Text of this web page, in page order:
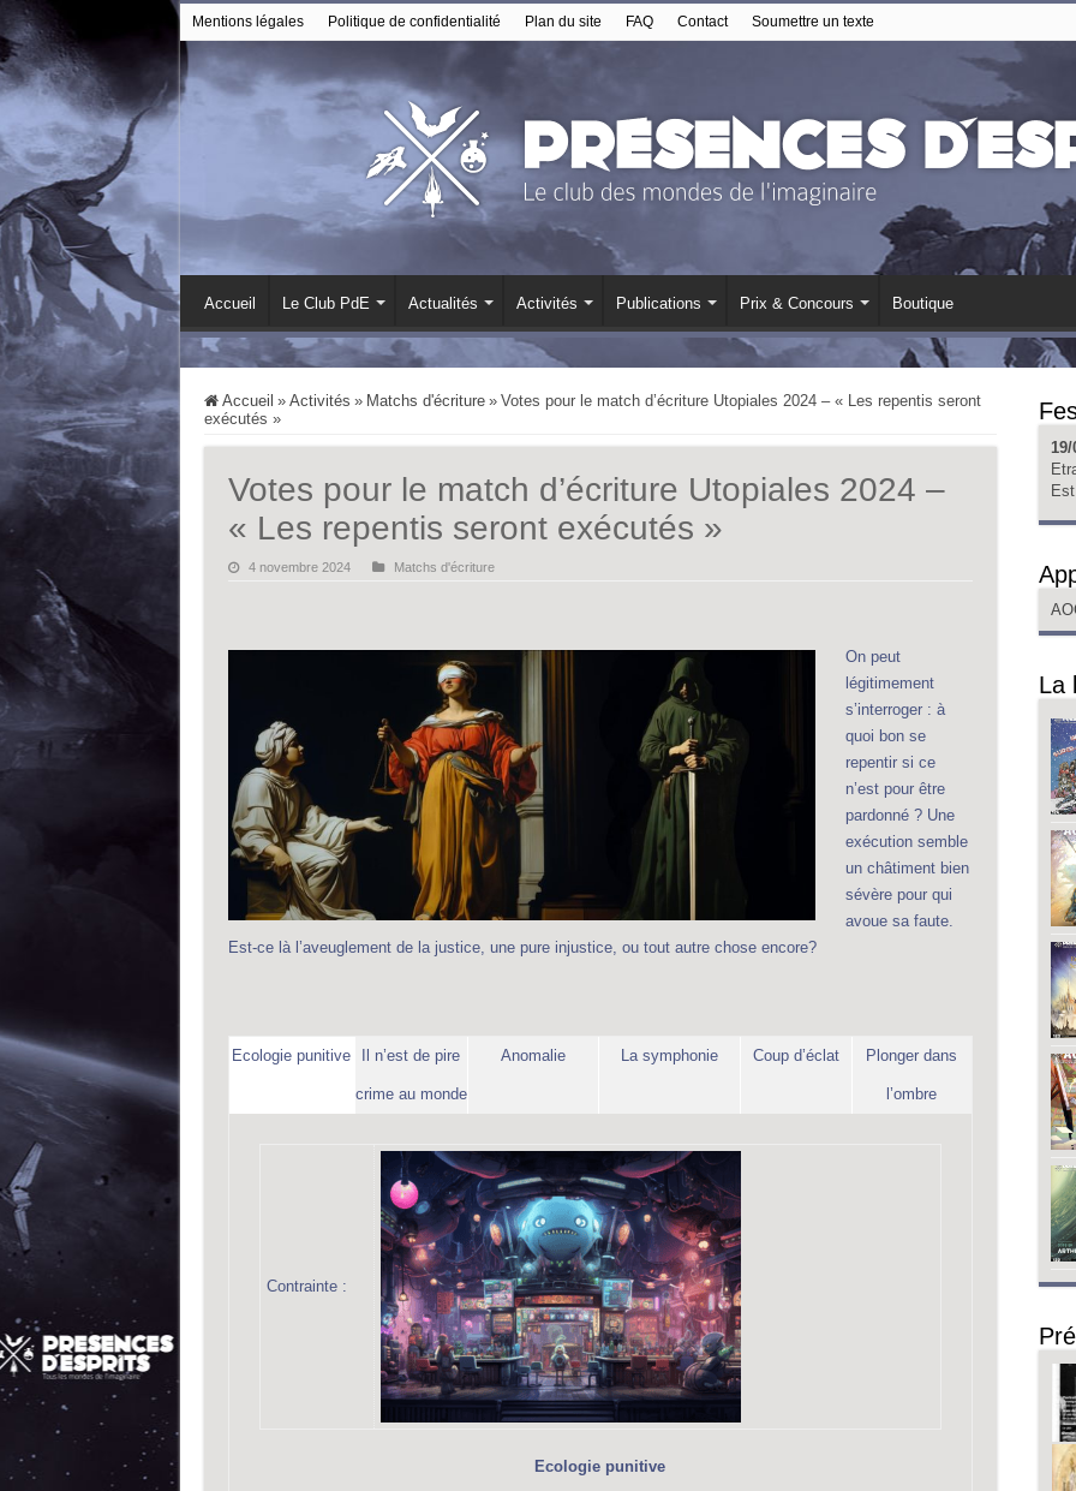
Mentions légales Politique de confidentialité Plan du site FAQ Contact Soumettre un texte
Accueil Le Club PdE Actualités Activités Publications Prix & Concours Boutique
Accueil » Activités » Matchs d'écriture » Votes pour le match d’écriture Utopiales 2024 – « Les repentis seront
exécutés »
Votes pour le match d’écriture Utopiales 2024 –
« Les repentis seront exécutés »
4 novembre 2024 Matchs d'écriture
On peut
légitimement
s’interroger : à
quoi bon se
repentir si ce
n’est pour être
pardonné ? Une
exécution semble
un châtiment bien
sévère pour qui
avoue sa faute.
Est-ce là l’aveuglement de la justice, une pure injustice, ou tout autre chose encore?
Ecologie punitive Il n’est de pire
crime au monde
Anomalie La symphonie Coup d’éclat Plonger dans
l’ombre
Contrainte :
Ecologie punitive
19/
Est
La